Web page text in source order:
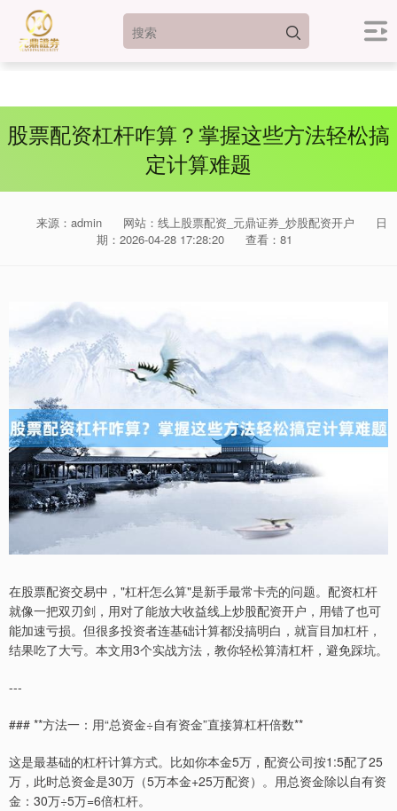
股票配资杠杆咋算？掌握这些方法轻松搞
定计算难题
来源：admin 网站：线上股票配资_元鼎证券_炒股配资开户
日
期：2026-04-28 17:28:20
查看：81
在股票配资交易中，"杠杆怎么算"是新手最常卡壳的问题。配资杠杆
就像一把双刃剑，用对了能放大收益线上炒股配资开户，用错了也可
能加速亏损。但很多投资者连基础计算都没搞明白，就盲目加杠杆，
结果吃了大亏。本文用3个实战方法，教你轻松算清杠杆，避免踩坑。
---
### **方法一：用“总资金÷自有资金”直接算杠杆倍数**
这是最基础的杠杆计算方式。比如你本金5万，配资公司按1:5配了25
万，此时总资金是30万（5万本金+25万配资）。用总资金除以自有资
金：30万÷5万=6倍杠杆。